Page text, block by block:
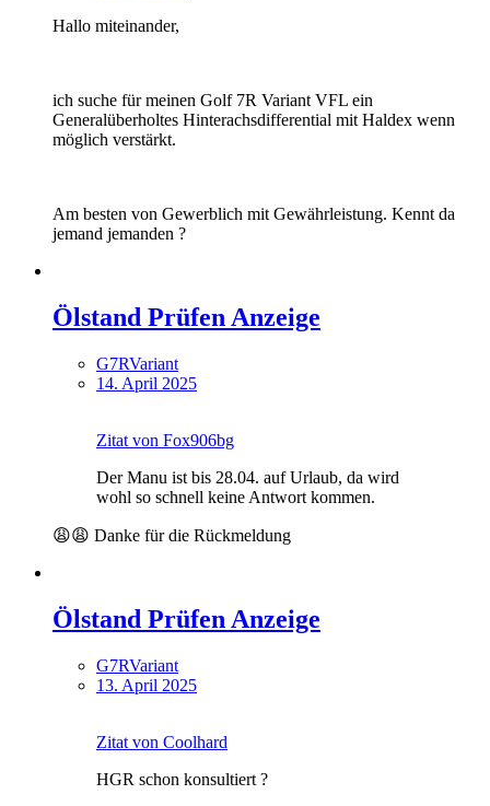
Hallo miteinander,
ich suche für meinen Golf 7R Variant VFL ein
Generalüberholtes Hinterachsdifferential mit Haldex wenn
möglich verstärkt.
Am besten von Gewerblich mit Gewährleistung. Kennt da
jemand jemanden ?
Ölstand Prüfen Anzeige
G7RVariant
14. April 2025
Zitat von Fox906bg
Der Manu ist bis 28.04. auf Urlaub, da wird
wohl so schnell keine Antwort kommen.
😩😩 Danke für die Rückmeldung
Ölstand Prüfen Anzeige
G7RVariant
13. April 2025
Zitat von Coolhard
HGR schon konsultiert ?